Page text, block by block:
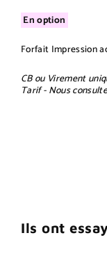
En option
Forfait Impression
CB ou Virement
Tarif - Nous
Ils ont